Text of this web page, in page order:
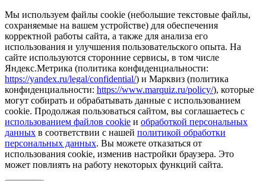
Мы используем файлы cookie (небольшие текстовые файлы,
сохраняемые на вашем устройстве) для обеспечения
корректной работы сайта, а также для анализа его
использования и улучшения пользовательского опыта. На
сайте используются сторонние сервисы, в том числе
Яндекс.Метрика (политика конфиденциальности:
https://yandex.ru/legal/confidential/) и Марквиз (политика
конфиденциальности: https://www.marquiz.ru/policy/), которые
могут собирать и обрабатывать данные с использованием
cookie. Продолжая пользоваться сайтом, вы соглашаетесь с
использованием файлов cookie и обработкой персональных
данных в соответствии с нашей политикой обработки
персональных данных. Вы можете отказаться от
использования cookie, изменив настройки браузера. Это
может повлиять на работу некоторых функций сайта.